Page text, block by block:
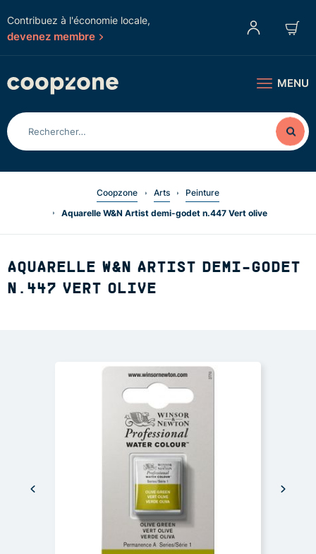
Contribuez à l'économie locale,
devenez membre
MENU
Coopzone Arts
Peinture
Aquarelle W&N Artist demi-godet n.447 Vert olive
AQUARELLE W&N ARTIST DEMI-GODET
N.447 VERT OLIVE